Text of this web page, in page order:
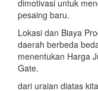
dimotivasi untuk
pesaing baru.
Lokasi dan Biaya
daerah berbeda
menentukan Harga
Gate.
dari uraian diatas